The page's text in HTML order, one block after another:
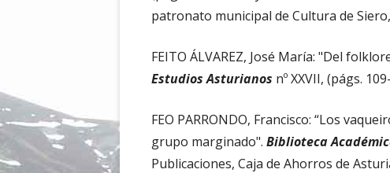
patronato municipal de Cultura de
FEITO ÁLVAREZ, José María: "Del
Estudios Asturianos nº XXVII, (págs.
FEO PARRONDO, Francisco: “Los
grupo marginado". Biblioteca
Publicaciones, Caja de Ahorros de